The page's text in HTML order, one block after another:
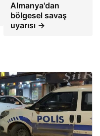
Almanya'dan
bölgesel savaş
uyarısı →